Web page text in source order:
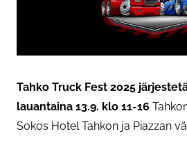
Tahko Truck Fest 2025
lauantaina 13.9. klo 11-16
Sokos Hotel Tahkon ja Piazzan